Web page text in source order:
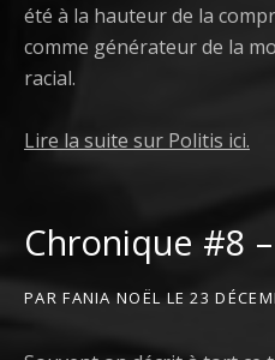
été à la hauteur de la
comme générateur de la
racial.
Lire la suite sur Politis ici.
Chronique #8
PARFANIA NOËL LE 23